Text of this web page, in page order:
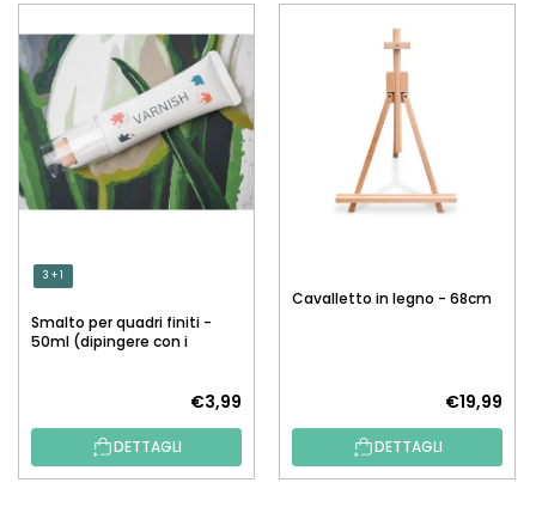
3 + 1
Smalto per quadri finiti -
50ml (dipingere con i
€3,99
DETTAGLI
Cavalletto in legno - 68cm
€19,99
DETTAGLI